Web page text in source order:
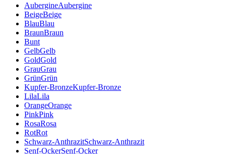
AubergineAubergine
BeigeBeige
BlauBlau
BraunBraun
Bunt
GelbGelb
GoldGold
GrauGrau
GrünGrün
Kupfer-BronzeKupfer-Bronze
LilaLila
OrangeOrange
PinkPink
RosaRosa
RotRot
Schwarz-AnthrazitSchwarz-Anthrazit
Senf-OckerSenf-Ocker